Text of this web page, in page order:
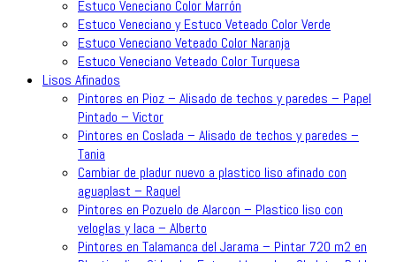
Estuco Veneciano Color Marrón
Estuco Veneciano y Estuco Veteado Color Verde
Estuco Veneciano Veteado Color Naranja
Estuco Veneciano Veteado Color Turquesa
Lisos Afinados
Pintores en Pioz – Alisado de techos y paredes – Papel
Pintado – Victor
Pintores en Coslada – Alisado de techos y paredes –
Tania
Cambiar de pladur nuevo a plastico liso afinado con
aguaplast – Raquel
Pintores en Pozuelo de Alarcon – Plastico liso con
veloglas y laca – Alberto
Pintores en Talamanca del Jarama – Pintar 720 m2 en